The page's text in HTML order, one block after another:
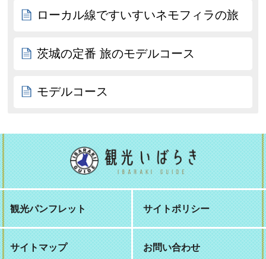
ローカル線ですいすいネモフィラの旅
茨城の定番 旅のモデルコース
モデルコース
観光パンフレット サイトポリシー
サイトマップ お問い合わせ